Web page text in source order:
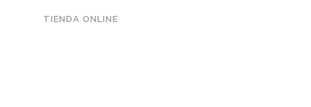
TIENDA ONLINE